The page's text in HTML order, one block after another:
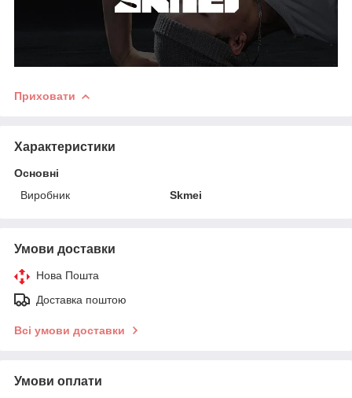
Приховати
Характеристики
Основні
Виробник
Skmei
Умови доставки
Нова Пошта
Доставка поштою
Всі умови доставки
Умови оплати